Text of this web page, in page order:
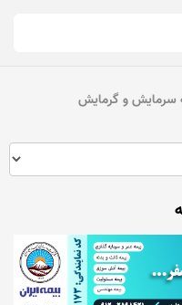
سرمایش و گرمایش